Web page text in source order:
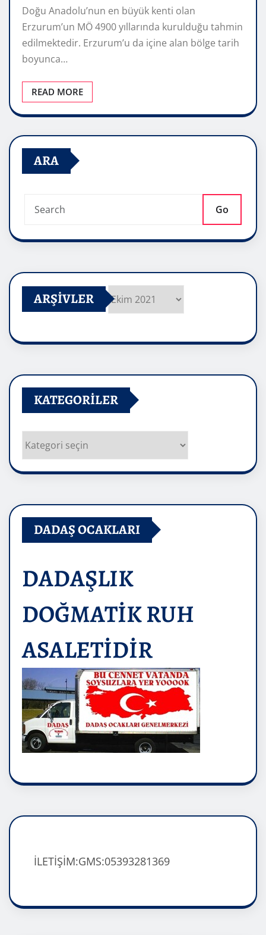
Doğu Anadolu’nun en büyük kenti olan
Erzurum’un MÖ 4900 yıllarında kurulduğu tahmin
edilmektedir. Erzurum’u da içine alan bölge tarih
boyunca…
READ MORE
ARA
Go
ARŞIVLER
KATEGORILER
Kategoriler
DADAŞ OCAKLARI
DADAŞLIK
DOĞMATİK RUH
ASALETİDİR
İLETİŞİM:GMS:05393281369